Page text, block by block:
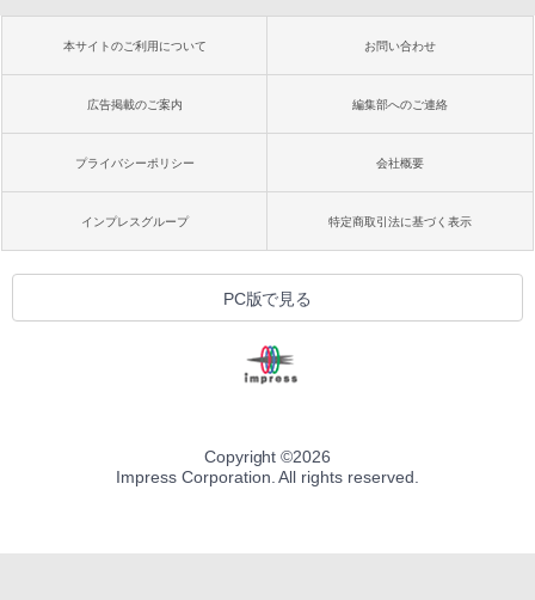
本サイトのご利用について お問い合わせ
広告掲載のご案内 編集部へのご連絡
プライバシーポリシー 会社概要
インプレスグループ 特定商取引法に基づく表示
PC版で見る
Copyright ©2026
Impress Corporation. All rights reserved.